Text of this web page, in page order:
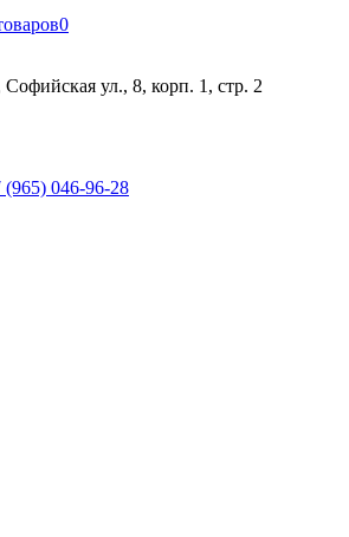
0
Софийская ул., 8, корп. 1, стр. 2
(965) 046-96-28